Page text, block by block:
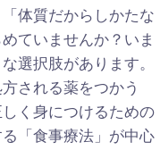
体質だからしかたな
ていませんか？いま
選択肢があります。
される薬をつかう
く身につけるための
「食事療法」が中心